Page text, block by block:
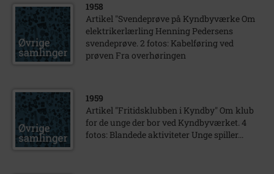
1958
Artikel "Svendeprøve på Kyndbyværke Om
elektrikerlærling Henning Pedersens
svendeprøve. 2 fotos: Kabelføring ved
prøven Fra overhøringen
1959
Artikel "Fritidsklubben i Kyndby" Om klub
for de unge der bor ved Kyndbyværket. 4
fotos: Blandede aktiviteter Unge spiller...